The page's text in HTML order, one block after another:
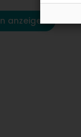
anzeigen